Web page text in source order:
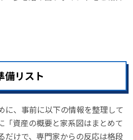
備リスト
に、事前に以下の情報を整理して
「資産の概要と家系図はまとめて
だけで、専門家からの反応は格段